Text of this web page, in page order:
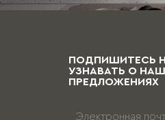
ПОДПИШИТЕСЬ
УЗНАВАТЬ О
ПРЕДЛОЖЕНИЯХ